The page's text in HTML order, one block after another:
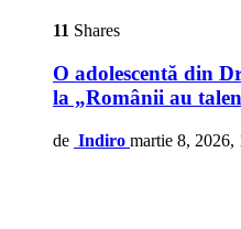
11 Shares
O adolescentă din
la „Românii au
de Indiro martie 8, 2026,